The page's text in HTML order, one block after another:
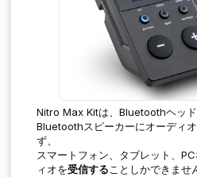
Nitro Max Kitは、Bluetoothヘッド
Bluetoothスピーカーにオーディ
ず、
スマートフォン、タブレット、
ィオを受信することしかできませ